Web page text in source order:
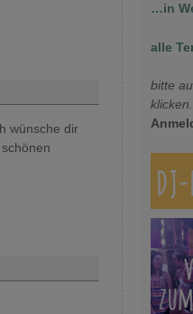
wünsche dir
…in
alle
bitte
klicken.